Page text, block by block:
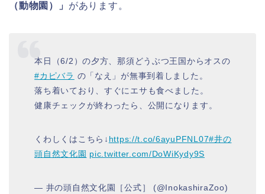
（動物園）」 があります。
本日（6/2）の夕方、那須どうぶつ王国からオスの
#カピバラ の「なえ」が無事到着しました。
落ち着いており、すぐにエサも食べました。
健康チェックが終わったら、公開になります。
くわしくはこちら↓ https://t.co/6ayuPFNL07#井の
頭自然文化園 pic.twitter.com/DoWiKydy9S
— 井の頭自然文化園［公式］ (@InokashiraZoo)